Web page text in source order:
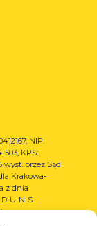
NIP:
503, KRS:
wyst. przez Sąd
Krakowa-
z dnia
D-U-N-S